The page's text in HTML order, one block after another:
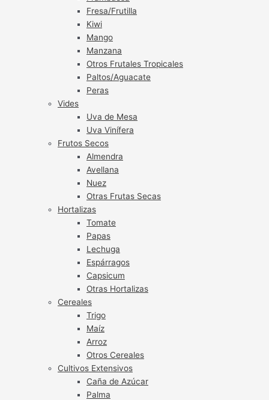
Fresa/Frutilla
Kiwi
Mango
Manzana
Otros Frutales Tropicales
Paltos/Aguacate
Peras
Vides
Uva de Mesa
Uva Vinífera
Frutos Secos
Almendra
Avellana
Nuez
Otras Frutas Secas
Hortalizas
Tomate
Papas
Lechuga
Espárragos
Capsicum
Otras Hortalizas
Cereales
Trigo
Maíz
Arroz
Otros Cereales
Cultivos Extensivos
Caña de Azúcar
Palma